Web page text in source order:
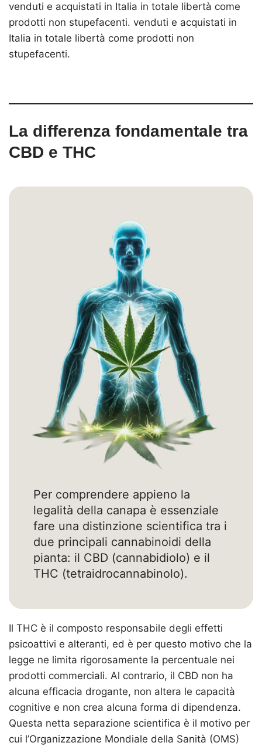
venduti e acquistati in Italia in totale libertà come
prodotti non stupefacenti. venduti e acquistati in
Italia in totale libertà come prodotti non
stupefacenti.
La differenza fondamentale tra
CBD e THC
Per comprendere appieno la
legalità della canapa è essenziale
fare una distinzione scientifica tra i
due principali cannabinoidi della
pianta: il CBD (cannabidiolo) e il
THC (tetraidrocannabinolo).
Il THC è il composto responsabile degli effetti
psicoattivi e alteranti, ed è per questo motivo che la
legge ne limita rigorosamente la percentuale nei
prodotti commerciali. Al contrario, il CBD non ha
alcuna efficacia drogante, non altera le capacità
cognitive e non crea alcuna forma di dipendenza.
Questa netta separazione scientifica è il motivo per
cui l’Organizzazione Mondiale della Sanità (OMS)